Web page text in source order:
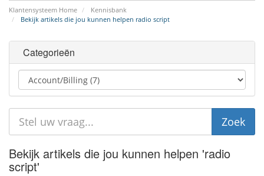
Klantensysteem Home
Kennisbank
Bekijk artikels die jou kunnen helpen radio script
Categorieën
Bekijk artikels die jou kunnen helpen 'radio
script'